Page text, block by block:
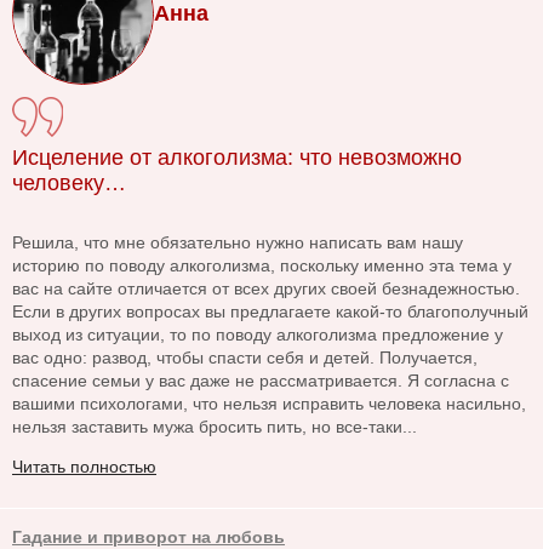
Анна
Исцеление от алкоголизма: что невозможно
человеку…
Решила, что мне обязательно нужно написать вам нашу
историю по поводу алкоголизма, поскольку именно эта тема у
вас на сайте отличается от всех других своей безнадежностью.
Если в других вопросах вы предлагаете какой-то благополучный
выход из ситуации, то по поводу алкоголизма предложение у
вас одно: развод, чтобы спасти себя и детей. Получается,
спасение семьи у вас даже не рассматривается. Я согласна с
вашими психологами, что нельзя исправить человека насильно,
нельзя заставить мужа бросить пить, но все-таки...
Читать полностью
Гадание и приворот на любовь